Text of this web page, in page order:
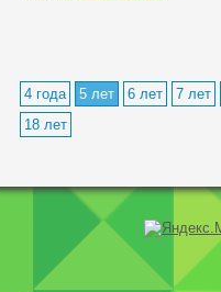
4 года 5 лет 6 лет
7 лет
18 лет